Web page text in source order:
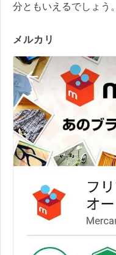
分ともいえるでしょう。
メルカリ